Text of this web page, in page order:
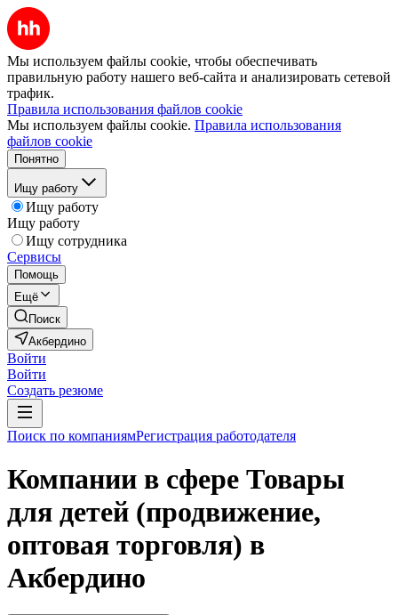
Мы используем файлы cookie, чтобы обеспечивать
правильную работу нашего веб-сайта и анализировать сетевой
трафик.
Правила использования файлов cookie
Мы используем файлы cookie. Правила использования
файлов cookie
Понятно
Ищу работу
Ищу работу
Ищу работу
Ищу сотрудника
Сервисы
Помощь
Ещё
Поиск
Акбердино
Войти
Войти
Создать резюме
Поиск по компаниямРегистрация работодателя
Компании в сфере Товары
для детей (продвижение,
оптовая торговля) в
Акбердино